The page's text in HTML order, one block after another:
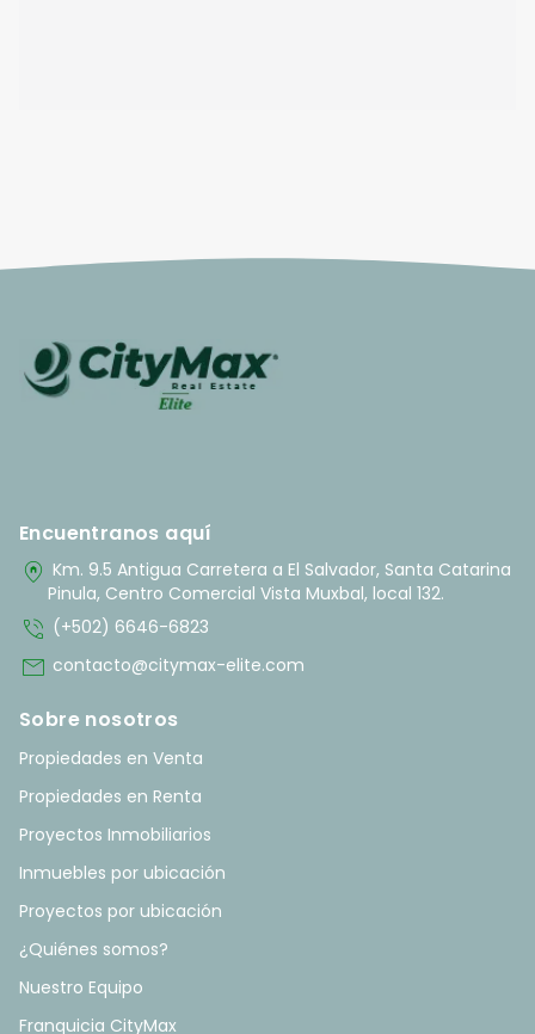
Encuentranos aquí
home_pin Km. 9.5 Antigua Carretera a El Salvador, Santa Catarina
Pinula, Centro Comercial Vista Muxbal, local 132.
phone_in_talk (+502) 6646-6823
mail contacto@citymax-elite.com
Sobre nosotros
Propiedades en Venta
Propiedades en Renta
Proyectos Inmobiliarios
Inmuebles por ubicación
Proyectos por ubicación
¿Quiénes somos?
Nuestro Equipo
Franquicia CityMax